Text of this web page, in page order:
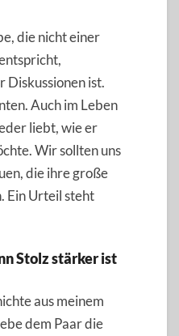
die nicht einer
Diskussionen ist.
Auch im Leben
liebt, wie er
Wir sollten uns
die ihre große
Ein Urteil steht
Stolz stärker ist
aus meinem
dem Paar die